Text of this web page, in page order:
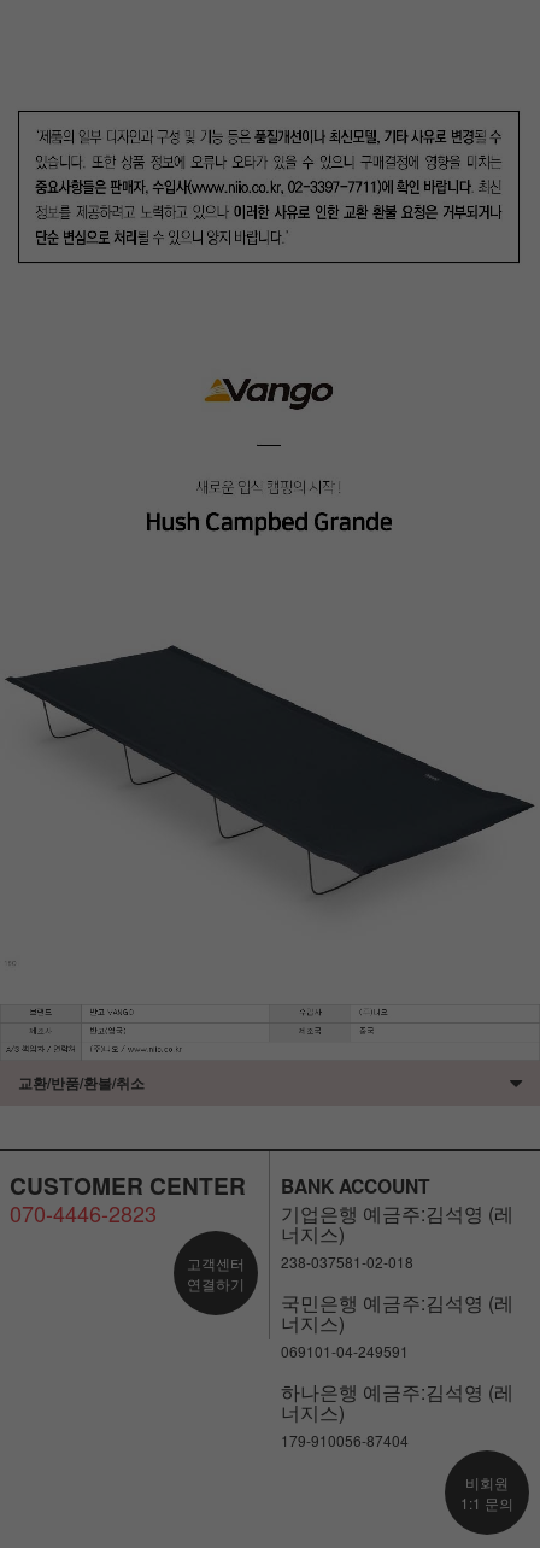
교환/반품/환불/취소
CUSTOMER CENTER
070-4446-2823
고객센터
연결하기
BANK ACCOUNT
기업은행 예금주:김석영 (레
너지스)
238-037581-02-018
국민은행 예금주:김석영 (레
너지스)
069101-04-249591
하나은행 예금주:김석영 (레
너지스)
179-910056-87404
비회원
1:1 문의